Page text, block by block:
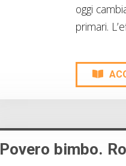
oggi
primari.
Povero bimbo.